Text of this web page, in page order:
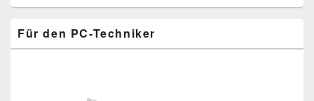
Für den PC-Techniker